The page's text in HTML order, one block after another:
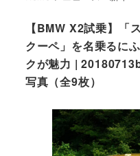
【BMW X2試乗】「
クーペ」を名乗るに
クが魅力 |
写真（全9枚）